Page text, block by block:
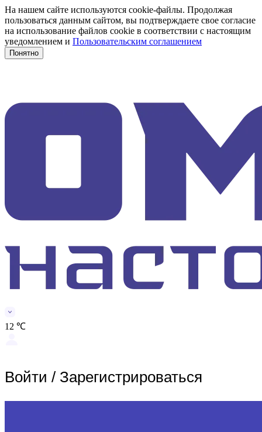
На нашем сайте используются cookie-файлы. Продолжая
пользоваться данным сайтом, вы подтверждаете свое согласие
на использование файлов cookie в соответствии с настоящим
уведомлением и Пользовательским соглашением
Понятно
12 ℃
Войти / Зарегистрироваться